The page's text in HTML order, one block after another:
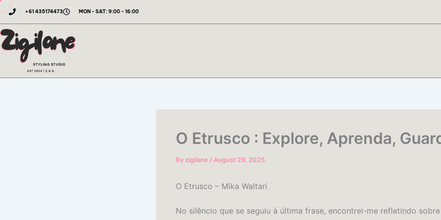
Skip
content
+61 435174473 MON - SAT: 9:00 - 16:00
O Etrusco : Explore, Aprenda,
By zigilane / August 29, 2025
O Etrusco – Mika Waltari
No silêncio que se seguiu à última frase, encontrei-me refletindo